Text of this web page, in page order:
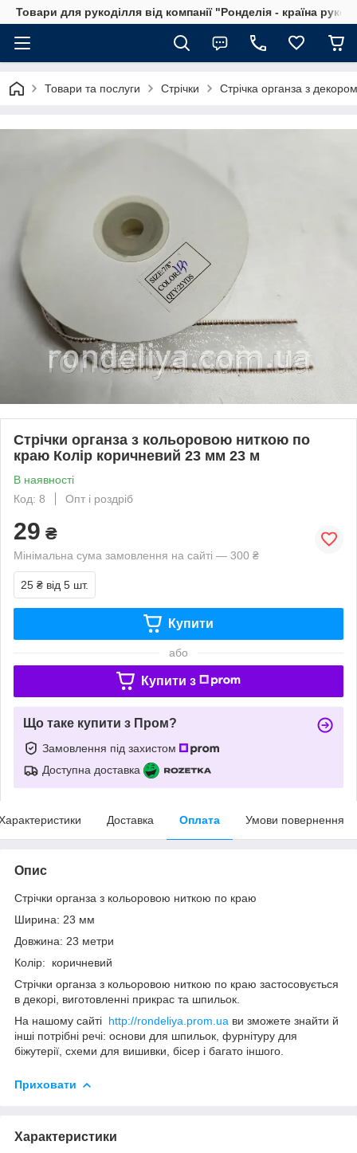
Товари для рукоділля від компанії "Ронделія - країна
Товари та послуги Стрічки Стрічка органза з декором
Стрічки органза з кольоровою ниткою по
краю Колір коричневий 23 мм 23 м
В наявності
Код: 8
Опт і роздріб
29 ₴
Мінімальна сума замовлення на сайті — 300 ₴
25 ₴ від 5 шт.
Купити
або
Купити з
Що таке купити з Пром?
Замовлення під захистом
Доступна доставка
Доставка Оплата Умови повернення
Опис
Стрічки органза з кольоровою ниткою по краю
Ширина: 23 мм
Довжина: 23 метри
Колір: коричневий
Стрічки органза з кольоровою ниткою по краю застосовується
в декорі, виготовленні прикрас та шпильок.
На нашому сайті http://rondeliya.prom.ua ви зможете знайти й
інші потрібні речі: основи для шпильок, фурнітуру для
біжутерії, схеми для вишивки, бісер і багато іншого.
Приховати
Характеристики